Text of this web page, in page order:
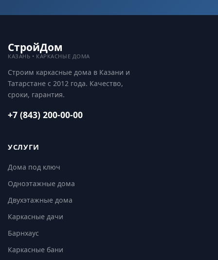
СтройДом
КАЗАНЬ • КАРКАСНЫЕ ДОМА
Строим каркасные дома в Казани и
Татарстане с 2012 года. Качество,
сроки, гарантия.
+7 (843) 200-00-00
УСЛУГИ
Дома под ключ
Одноэтажные дома
Двухэтажные дома
Каркасные дачи
Барнхаус
Каркасные бани